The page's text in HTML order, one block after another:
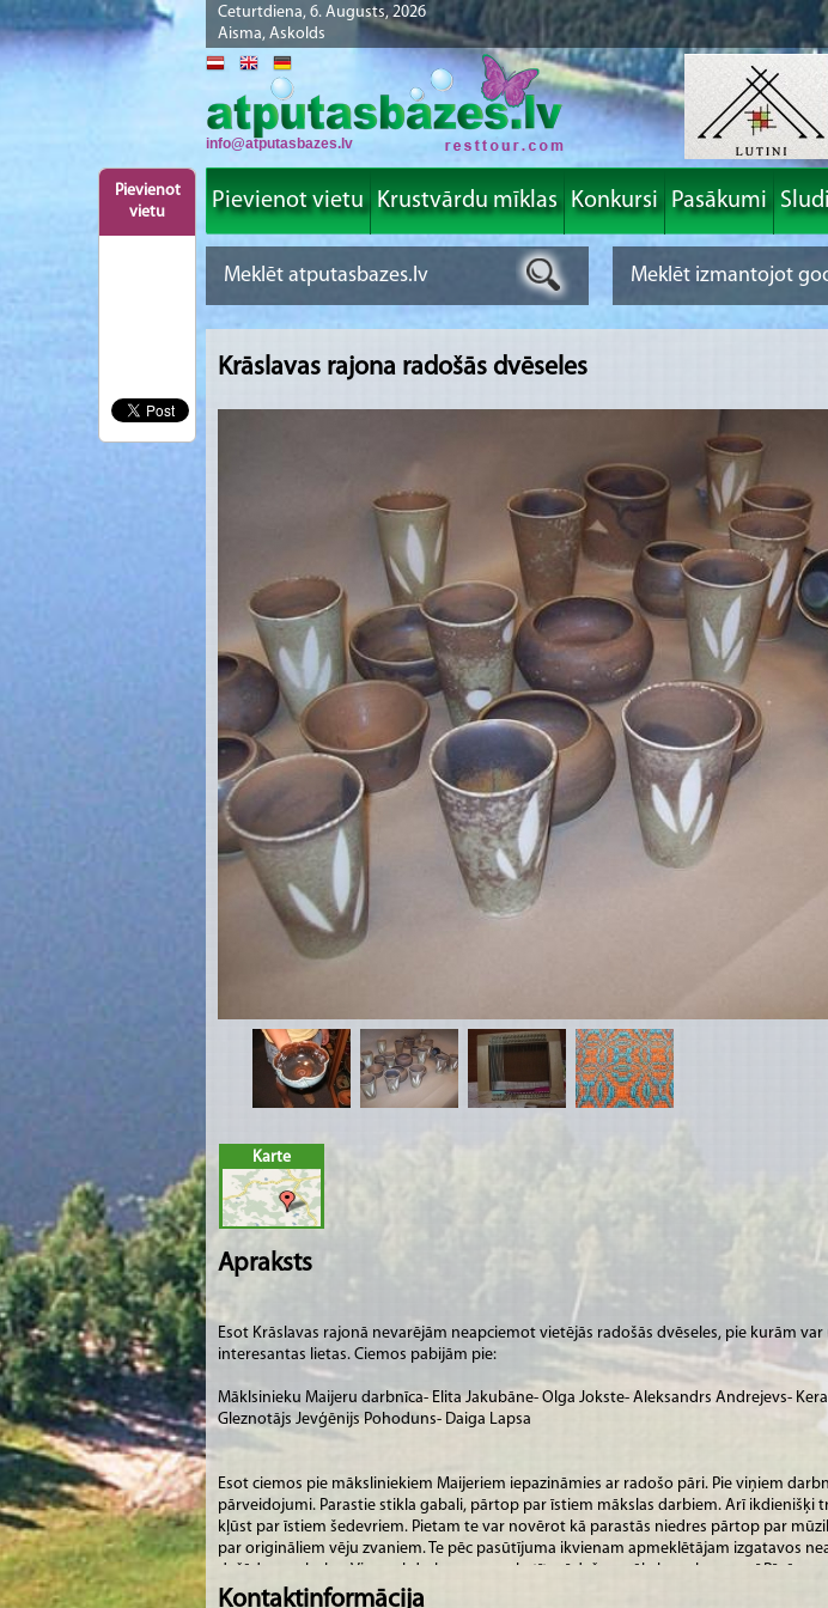
Ceturtdiena, 6. Augusts, 2026
Aisma, Askolds
Pievienot
vietu
info@atputasbazes.lv
Pievienot vietu Krustvārdu mīklas Konkursi Pasākumi
Krāslavas rajona radošās dvēseles
Karte
Apraksts
Esot Krāslavas rajonā nevarējām neapciemot vietējās radošās dvēseles, pie kurām
interesantas lietas. Ciemos pabijām pie:
Māklsinieku Maijeru darbnīca- Elita Jakubāne- Olga Jokste- Aleksandrs Andrejevs-
Gleznotājs Jevģēnijs Pohoduns- Daiga Lapsa
Esot ciemos pie māksliniekiem Maijeriem iepazināmies ar radošo pāri. Pie viņiem
pārveidojumi. Parastie stikla gabali, pārtop par īstiem mākslas darbiem. Arī ikdienišķi
kļūst par īstiem šedevriem. Pietam te var novērot kā parastās niedres pārtop par
par origināliem vēju zvaniem. Te pēc pasūtījuma ikvienam apmeklētājam izgatavos
dažādus grabuļus. Viņu rokdarbus var apskatīt arī dažos mākslas salonos, arī Rīgā, un
Krāslavas novads, Ūdrīšu pagasts.
Kontaktinformācija